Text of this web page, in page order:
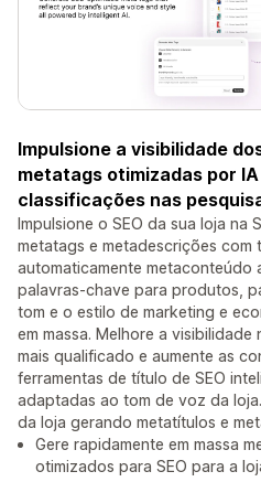
Impulsione a visibilidade
metatags otimizadas por
classificações nas
Impulsione o SEO da sua loja
metatags e metadescrições com
automaticamente metaconteúdo
palavras-chave para produtos,
tom e o estilo de marketing e
em massa. Melhore a
mais qualificado e aumente as
ferramentas de título de SEO
adaptadas ao tom de voz da
da loja gerando metatítulos e
Gere rapidamente em massa
otimizados para SEO para a